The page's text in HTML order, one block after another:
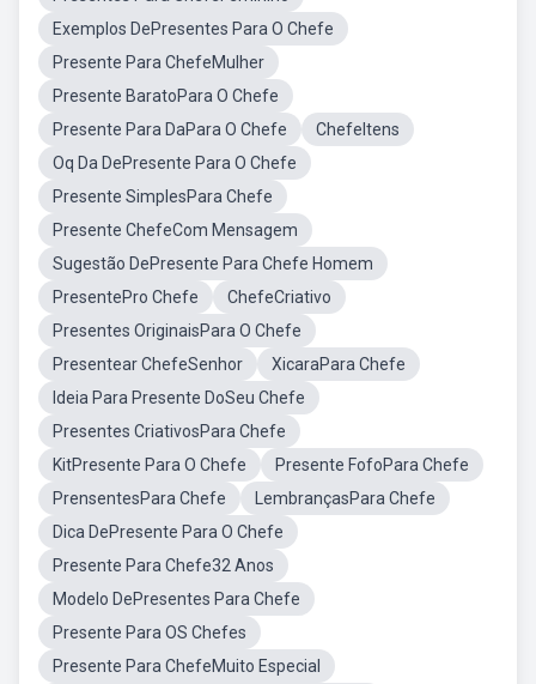
Exemplos DePresentes Para O Chefe
Presente Para ChefeMulher
Presente BaratoPara O Chefe
Presente Para DaPara O Chefe
ChefeItens
Oq Da DePresente Para O Chefe
Presente SimplesPara Chefe
Presente ChefeCom Mensagem
Sugestão DePresente Para Chefe Homem
PresentePro Chefe
ChefeCriativo
Presentes OriginaisPara O Chefe
Presentear ChefeSenhor
XicaraPara Chefe
Ideia Para Presente DoSeu Chefe
Presentes CriativosPara Chefe
KitPresente Para O Chefe
Presente FofoPara Chefe
PrensentesPara Chefe
LembrançasPara Chefe
Dica DePresente Para O Chefe
Presente Para Chefe32 Anos
Modelo DePresentes Para Chefe
Presente Para OS Chefes
Presente Para ChefeMuito Especial